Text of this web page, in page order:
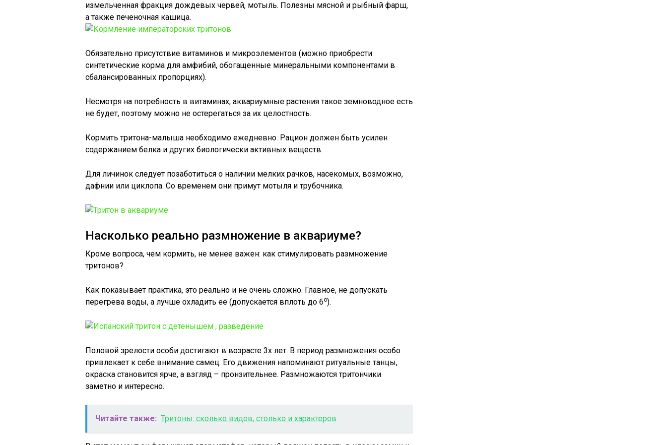
измельченная фракция дождевых червей, мотыль. Полезны мясной и рыбный фарш,
а также печеночная кашица.
Обязательно присутствие витаминов и микроэлементов (можно приобрести
синтетические корма для амфибий, обогащенные минеральными компонентами в
сбалансированных пропорциях).
Несмотря на потребность в витаминах, аквариумные растения такое земноводное есть
не будет, поэтому можно не остерегаться за их целостность.
Кормить тритона-малыша необходимо ежедневно. Рацион должен быть усилен
содержанием белка и других биологически активных веществ.
Для личинок следует позаботиться о наличии мелких рачков, насекомых, возможно,
дафнии или циклопа. Со временем они примут мотыля и трубочника.
Насколько реально размножение в аквариуме?
Кроме вопроса, чем кормить, не менее важен: как стимулировать размножение
тритонов?
Как показывает практика, это реально и не очень сложно. Главное, не допускать
перегрева воды, а лучше охладить её (допускается вплоть до 6о).
Половой зрелости особи достигают в возрасте 3х лет. В период размножения особо
привлекает к себе внимание самец. Его движения напоминают ритуальные танцы,
окраска становится ярче, а взгляд – пронзительнее. Размножаются тритончики
заметно и интересно.
Читайте также: Тритоны: сколько видов, столько и характеров